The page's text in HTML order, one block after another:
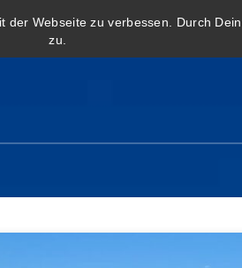
Webseite zu verbessen. Durch
zu.